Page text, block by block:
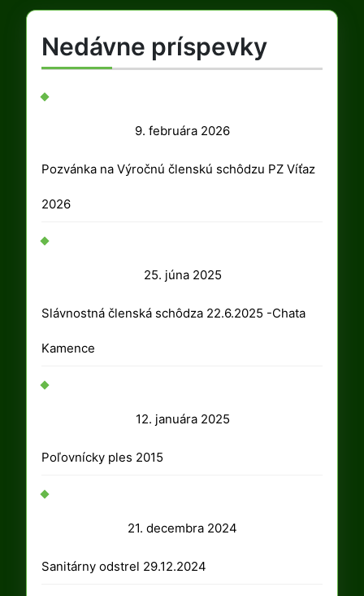
Nedávne príspevky
9. februára 20269.
februára
Pozvánka na Výročnú členskú schôdzu PZ Víťaz
2026
25. júna 202525.
júna
Slávnostná členská schôdza 22.6.2025 -Chata
Kamence
12. januára 202512.
Poľovnícky ples 2015
21. decembra 2024
Sanitárny odstrel 29.12.2024